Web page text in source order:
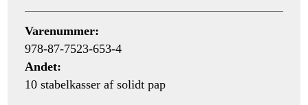
Varenummer:
978-87-7523-653-4
Andet:
10 stabelkasser af solidt pap